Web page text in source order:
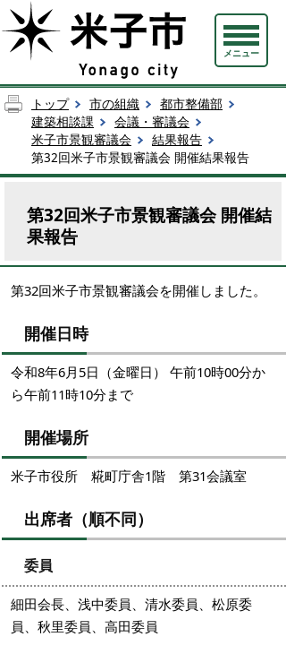
メニュー
トップ 市の組織
都市整備部
建築相談課
会議・審議会
米子市景観審議会
結果報告
第32回米子市景観審議会 開催結果報告
第32回米子市景観審議会 開催結
果報告
第32回米子市景観審議会を開催しました。
開催日時
令和8年6月5日（金曜日） 午前10時00分か
ら午前11時10分まで
開催場所
米子市役所 糀町庁舎1階 第31会議室
出席者（順不同）
委員
細田会長、浅中委員、清水委員、松原委
員、秋里委員、高田委員